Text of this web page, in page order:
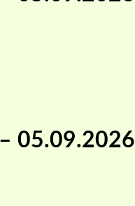
05.09.2026